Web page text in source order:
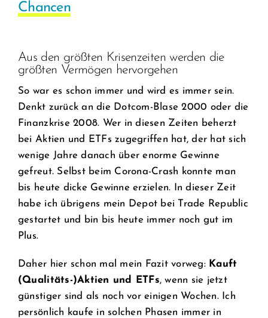
Chancen
Aus den größten Krisenzeiten werden die
größten Vermögen hervorgehen
So war es schon immer und wird es immer sein.
Denkt zurück an die Dotcom-Blase 2000 oder die
Finanzkrise 2008. Wer in diesen Zeiten beherzt
bei Aktien und ETFs zugegriffen hat, der hat sich
wenige Jahre danach über enorme Gewinne
gefreut. Selbst beim Corona-Crash konnte man
bis heute dicke Gewinne erzielen. In dieser Zeit
habe ich übrigens mein Depot bei Trade Republic
gestartet und bin bis heute immer noch gut im
Plus.
Daher hier schon mal mein Fazit vorweg: Kauft
(Qualitäts-)Aktien und ETFs, wenn sie jetzt
günstiger sind als noch vor einigen Wochen. Ich
persönlich kaufe in solchen Phasen immer in